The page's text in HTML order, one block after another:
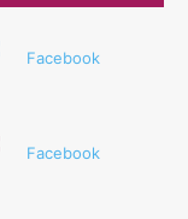
Facebook
Facebook